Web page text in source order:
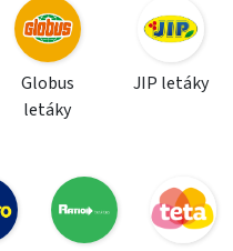
Globus
letáky
JIP letáky